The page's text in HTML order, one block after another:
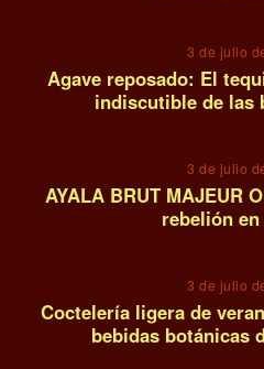
3 de julio
Agave reposado: El
indiscutible de las
3 de julio
AYALA BRUT MAJEUR
rebelión
3 de julio
Coctelería ligera de
bebidas botánicas